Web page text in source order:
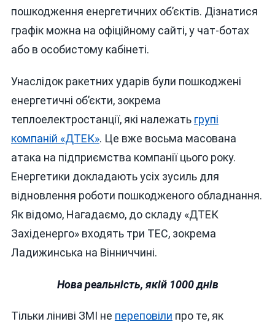
пошкодження енергетичних об’єктів. Дізнатися
графік можна на офіційному сайті, у чат-ботах
або в особистому кабінеті.
Унаслідок ракетних ударів були пошкоджені
енергетичні об’єкти, зокрема
теплоелектростанції, які належать групі
компаній «ДТЕК». Це вже восьма масована
атака на підприємства компанії цього року.
Енергетики докладають усіх зусиль для
відновлення роботи пошкодженого обладнання.
Як відомо, Нагадаємо, до складу «ДТЕК
Західенерго» входять три ТЕС, зокрема
Ладижинська на Вінниччині.
Нова реальність, якій 1000 днів
Тільки ліниві ЗМІ не переповіли про те, як